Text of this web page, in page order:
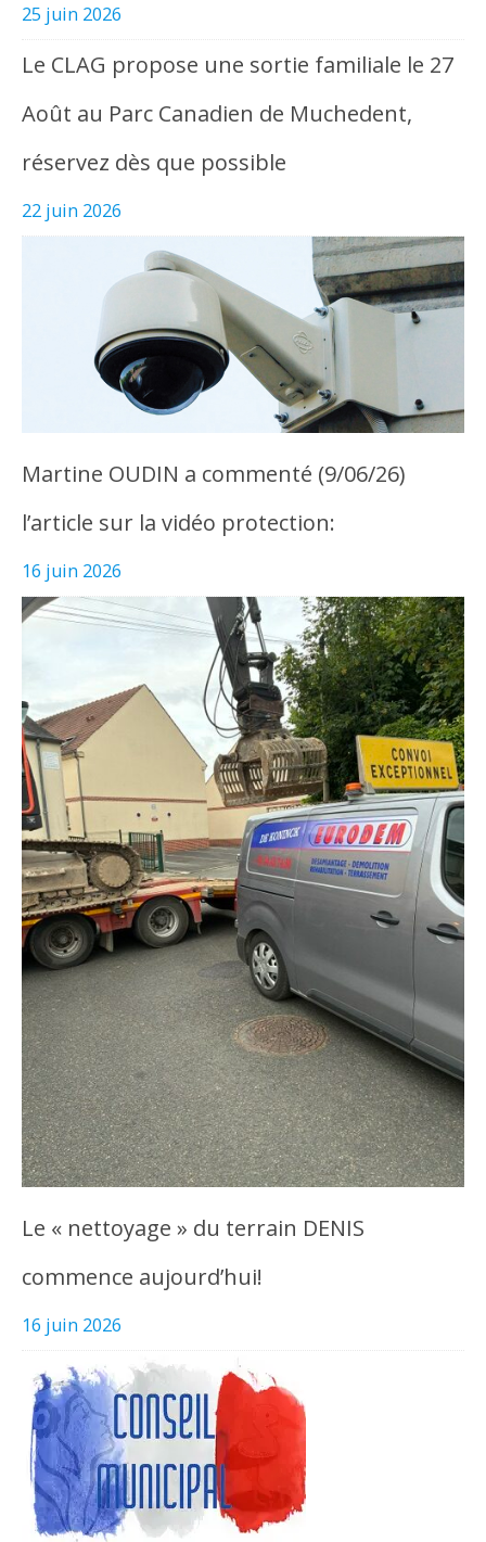
25 juin 2026
Le CLAG propose une sortie familiale le 27
Août au Parc Canadien de Muchedent,
réservez dès que possible
22 juin 2026
Martine OUDIN a commenté (9/06/26)
l’article sur la vidéo protection:
16 juin 2026
Le « nettoyage » du terrain DENIS
commence aujourd’hui!
16 juin 2026